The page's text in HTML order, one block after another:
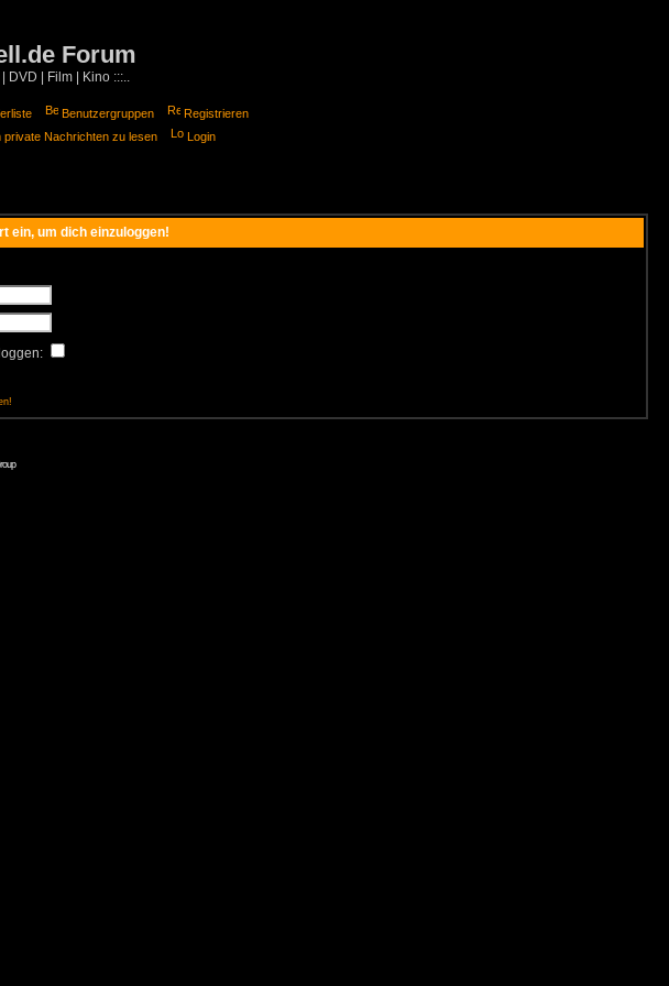
Forum
DVD | Film | Kino :::..
Benutzergruppen
Registrieren
private Nachrichten zu lesen Login
ein, um dich einzuloggen!